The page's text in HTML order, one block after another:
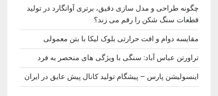
چگونه طراحی و مدل سازی دقیق، برتری آوانگارد در تولید
قطعات سنگ شکن را رقم می زند؟
مقایسه دوام و افت حرارتی بلوک لیکا با بتن معمولی
تراورتن عباس آباد: سنگی با ویژگی های منحصر به فرد
اینسولیشن پارس – پیشگام تولید کانال پیش عایق در ایران